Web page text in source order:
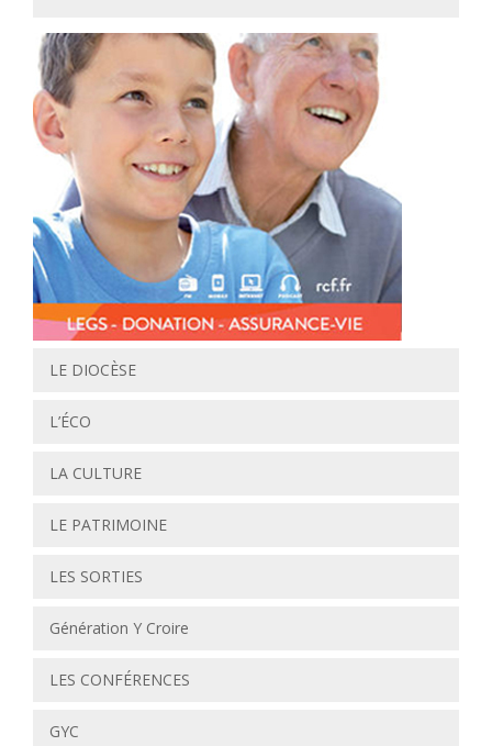
LE DIOCÈSE
L’ÉCO
LA CULTURE
LE PATRIMOINE
LES SORTIES
Génération Y Croire
LES CONFÉRENCES
GYC